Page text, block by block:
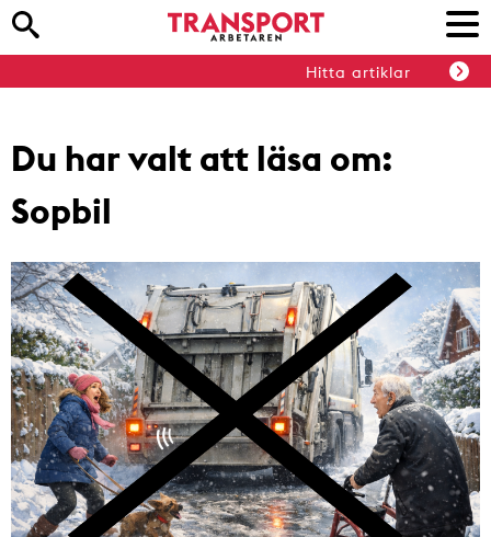
Hitta artiklar
Du har valt att läsa om:
Sopbil